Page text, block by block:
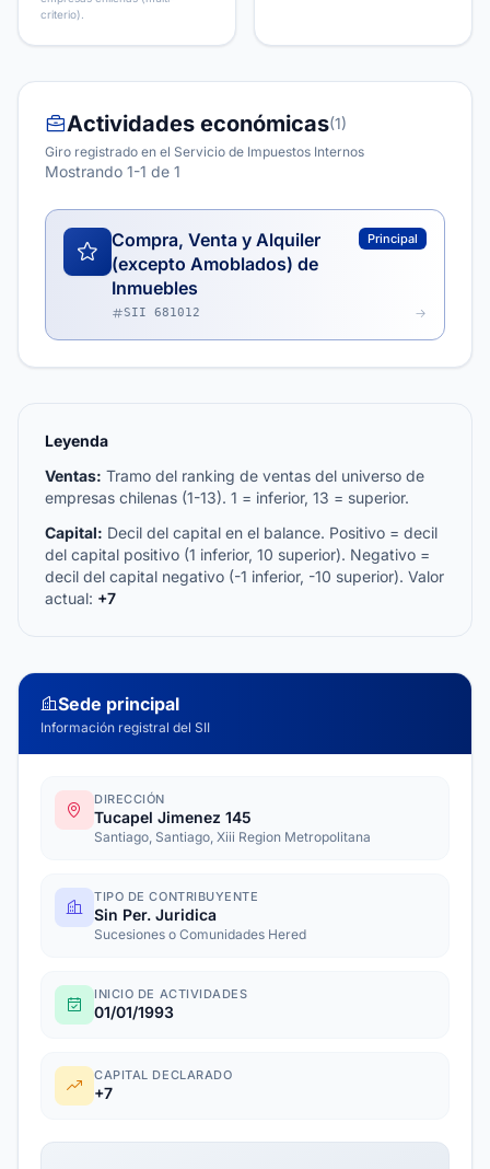
criterio).
Actividades económicas(1)
Giro registrado en el Servicio de Impuestos Internos
Mostrando 1-1 de 1
Compra, Venta y Alquiler
(excepto Amoblados) de
Inmuebles
Principal
SII 681012
Leyenda
Ventas: Tramo del ranking de ventas del universo de
empresas chilenas (1-13). 1 = inferior, 13 = superior.
Capital: Decil del capital en el balance. Positivo = decil
del capital positivo (1 inferior, 10 superior). Negativo =
decil del capital negativo (-1 inferior, -10 superior). Valor
actual: +7
Sede principal
Información registral del SII
DIRECCIÓN
Tucapel Jimenez 145
Santiago, Santiago, Xiii Region Metropolitana
TIPO DE CONTRIBUYENTE
Sin Per. Juridica
Sucesiones o Comunidades Hered
INICIO DE ACTIVIDADES
01/01/1993
CAPITAL DECLARADO
+7